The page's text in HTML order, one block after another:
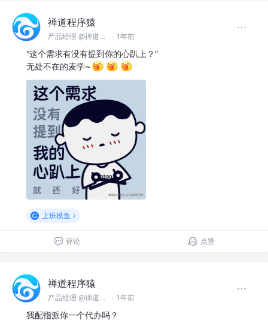
禅道程序猿
产品经理 @禅道软件（青岛）有限公司 · 1年前
“这个需求有没有提到你的心趴上？”
无处不在的麦学~
上班摸鱼
评论 点赞
禅道程序猿
产品经理 @禅道软件（青岛）有限公司 · 1年前
我配指派你一个代办吗？